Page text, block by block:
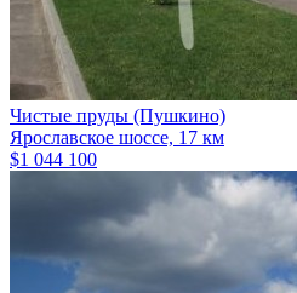
Чистые пруды (Пушкино)
Ярославское шоссе, 17 км
$1 044 100